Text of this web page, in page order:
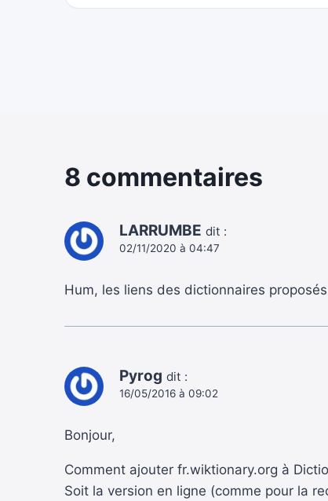
8 commentaires
LARRUMBE dit :
02/11/2020 à 04:47
Hum, les liens des dictionnaires
Pyrog dit :
16/05/2016 à 09:02
Bonjour,
Comment ajouter fr.wiktionary.org à
Soit la version en ligne (comme pour la